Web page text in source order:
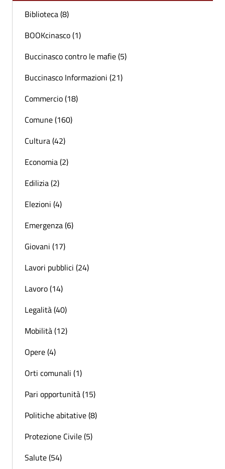
Biblioteca (8)
BOOKcinasco (1)
Buccinasco contro le mafie (5)
Buccinasco Informazioni (21)
Commercio (18)
Comune (160)
Cultura (42)
Economia (2)
Edilizia (2)
Elezioni (4)
Emergenza (6)
Giovani (17)
Lavori pubblici (24)
Lavoro (14)
Legalità (40)
Mobilità (12)
Opere (4)
Orti comunali (1)
Pari opportunità (15)
Politiche abitative (8)
Protezione Civile (5)
Salute (54)